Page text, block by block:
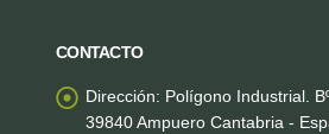
CONTACTO
Dirección: Polígono Industrial.
39840 Ampuero Cantabria -